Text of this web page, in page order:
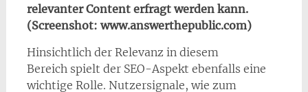
relevanter Content erfragt werden kann.
(Screenshot: www.answerthepublic.com)
Hinsichtlich der Relevanz in diesem
Bereich spielt der SEO-Aspekt ebenfalls eine
wichtige Rolle. Nutzersignale, wie zum